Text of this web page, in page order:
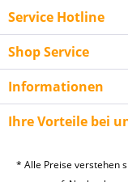
Service Hotline
Shop Service
Informationen
Ihre Vorteile bei
* Alle Preise verstehen